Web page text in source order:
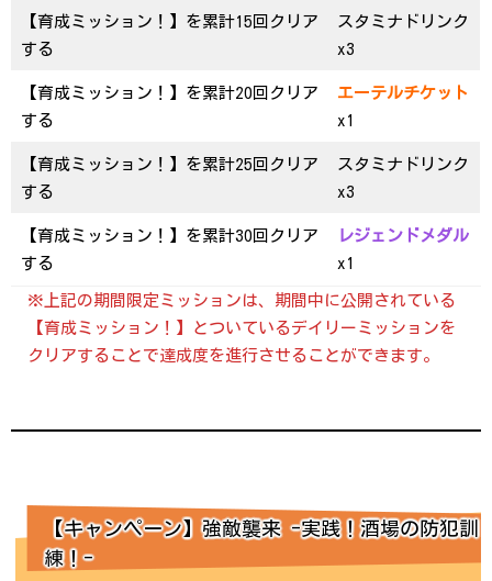
【育成ミッション！】を累計15回クリア
する
スタミナドリンク
x3
【育成ミッション！】を累計20回クリア
する
エーテルチケット
x1
【育成ミッション！】を累計25回クリア
する
スタミナドリンク
x3
【育成ミッション！】を累計30回クリア
する
レジェンドメダル
x1
※上記の期間限定ミッションは、期間中に公開されている
【育成ミッション！】とついているデイリーミッションを
クリアすることで達成度を進行させることができます。
【キャンペーン】強敵襲来 -実践！酒場の防犯訓
練！-